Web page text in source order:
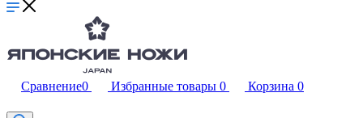
Сравнение0 Избранные товары 0 Корзина 0